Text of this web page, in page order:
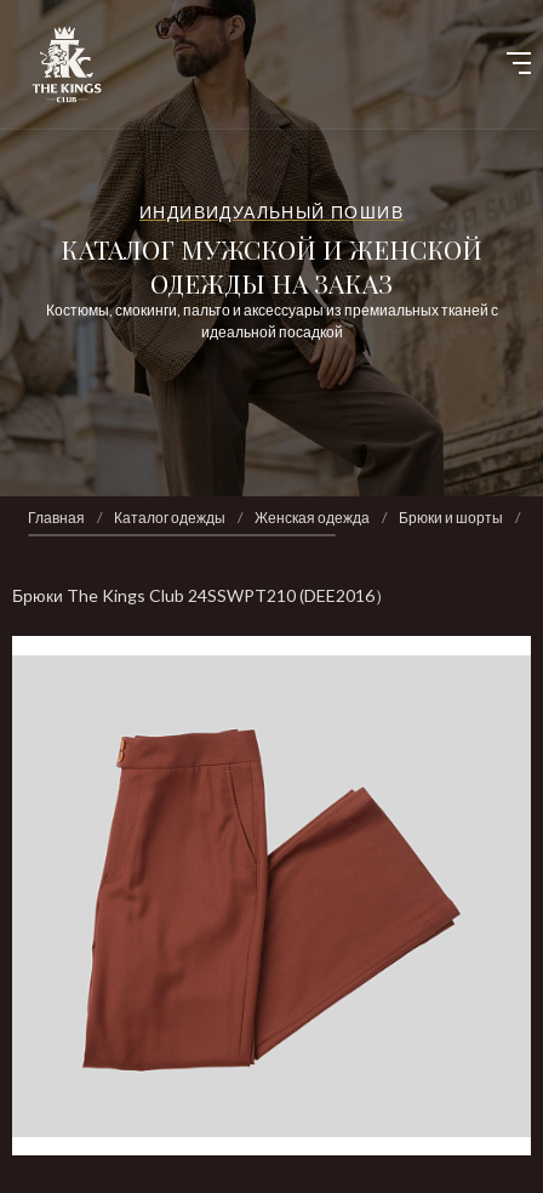
ИНДИВИДУАЛЬНЫЙ ПОШИВ
КАТАЛОГ МУЖСКОЙ И ЖЕНСКОЙ
ОДЕЖДЫ НА ЗАКАЗ
Костюмы, смокинги, пальто и аксессуары из премиальных тканей с
идеальной посадкой
Главная / Каталог одежды / Женская одежда / Брюки и шорты /
Брюки The Kings Club 24SSWPT210 (DEE2016）